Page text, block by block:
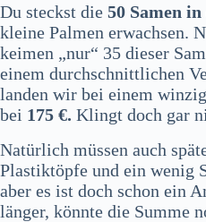
Du steckst die 50 Samen
kleine Palmen erwachsen.
keimen „nur“ 35 dieser
einem durchschnittlichen
landen wir bei einem
bei 175 €. Klingt doch gar
Natürlich müssen auch
Plastiktöpfe und ein wenig
aber es ist doch schon ein
länger, könnte die Summe